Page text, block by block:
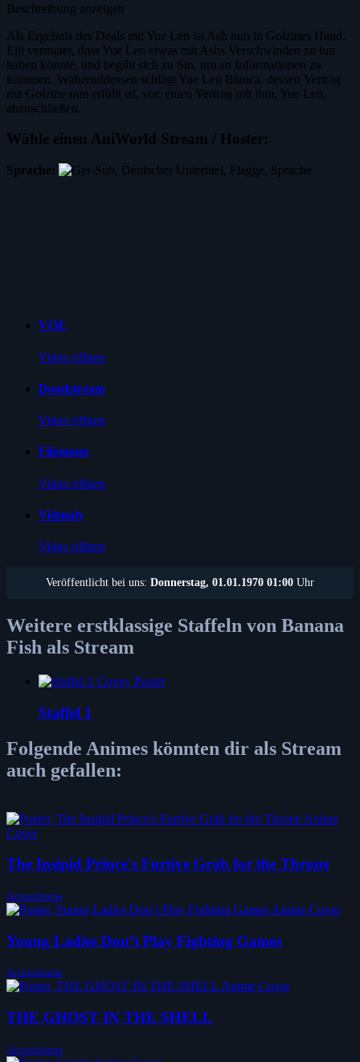
Beschreibung anzeigen
Als Ergebnis des Deals mit Yue Len ist Ash nun in Golzines Hand.
Eiji vermutet, dass Yue Len etwas mit Ashs Verschwinden zu tun
haben könnte, und begibt sich zu Sin, um an Informationen zu
kommen. Währenddessen schlägt Yue Len Blanca, dessen Vertrag
mit Golzine nun erfüllt ist, vor, einen Vertrag mit ihm, Yue Len,
abzuschließen.
Wähle einen AniWorld Stream / Hoster:
Sprache:
VOE
Video öffnen
Doodstream
Video öffnen
Filemoon
Video öffnen
Vidmoly
Video öffnen
Veröffentlicht bei uns: Donnerstag, 01.01.1970 01:00 Uhr
Weitere erstklassige Staffeln von Banana
Fish als Stream
Staffel 1
Folgende Animes könnten dir als Stream
auch gefallen:
The Insipid Prince's Furtive Grab for the Throne
Actiondrama
Young Ladies Don’t Play Fighting Games
Actiondrama
THE GHOST IN THE SHELL
Actiondrama